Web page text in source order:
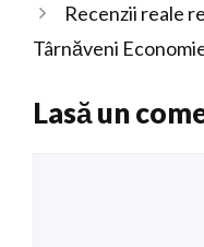
Recenzii reale
Târnăveni
Lasă un